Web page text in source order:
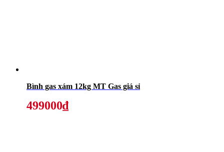
Bình gas xám 12kg MT Gas giá sỉ
499000₫